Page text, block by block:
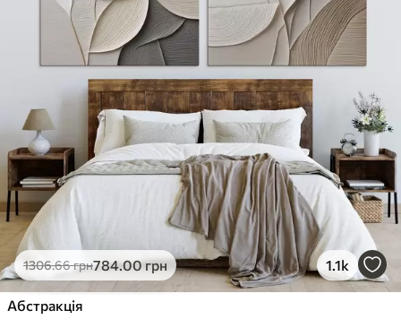
1306.66грн784.00грн 1.1k
Абстракція